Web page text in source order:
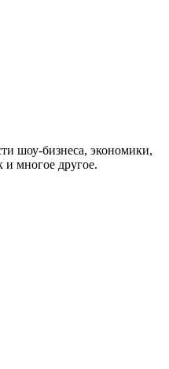
шоу-бизнеса, экономики,
многое другое.